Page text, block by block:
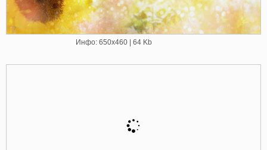
Инфо: 650х460 | 64 Kb